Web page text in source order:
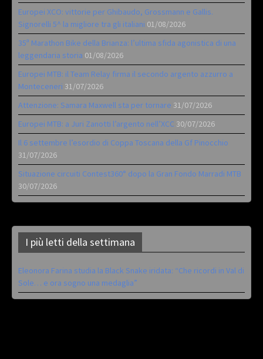
Europei XCO: vittorie per Ghibaudo, Grossmann e Gallis.
Signorelli 5^ la migliore tra gli italiani 01/08/2026
35ª Marathon Bike della Brianza: l’ultima sfida agonistica di una
leggendaria storia 01/08/2026
Europei MTB: il Team Relay firma il secondo argento azzurro a
Monteceneri 31/07/2026
Attenzione: Samara Maxwell sta per tornare 31/07/2026
Europei MTB: a Juri Zanotti l’argento nell’XCC 30/07/2026
Il 6 settembre l’esordio di Coppa Toscana della Gf Pinocchio
31/07/2026
Situazione circuiti Contest360° dopo la Gran Fondo Marradi MTB
30/07/2026
I più letti della settimana
Eleonora Farina studia la Black Snake iridata: “Che ricordi in Val di
Sole… e ora sogno una medaglia”